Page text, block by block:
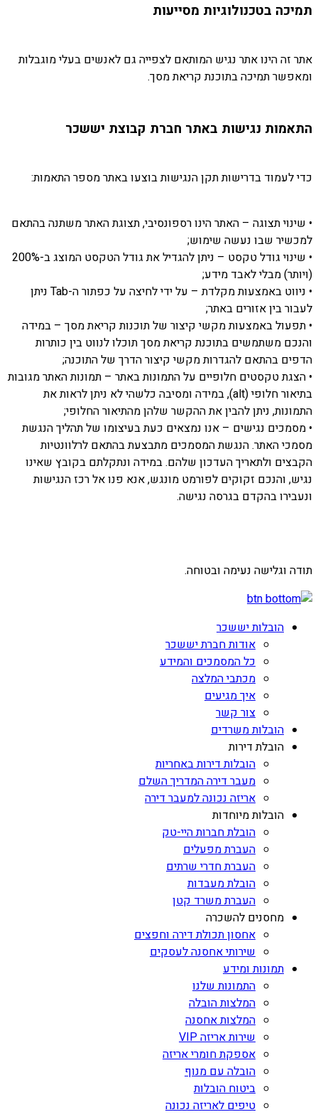
תמיכה בטכנולוגיות מסייעות
אתר זה הינו אתר נגיש המותאם לצפייה גם לאנשים בעלי מוגבלות
ומאפשר תמיכה בתוכנת קריאת מסך.
התאמות נגישות באתר חברת קבוצת יששכר
כדי לעמוד בדרישות תקן הנגישות בוצעו באתר מספר התאמות:
• שינוי תצוגה – האתר הינו רספונסיבי, תצוגת האתר משתנה בהתאם
למכשיר שבו נעשה שימוש;
• שינוי גודל טקסט – ניתן להגדיל את גודל הטקסט המוצג ב-200%
(ויותר) מבלי לאבד מידע;
• ניווט באמצעות מקלדת – על ידי לחיצה על כפתור ה-Tab ניתן
לעבור בין אזורים באתר;
• תפעול באמצעות מקשי קיצור של תוכנות קריאת מסך – במידה
והנכם משתמשים בתוכנת קריאת מסך תוכלו לנווט בין כותרות
הדפים בהתאם להגדרות מקשי קיצור הדרך של התוכנה;
• הצגת טקסטים חלופיים על התמונות באתר – תמונות האתר מגובות
בתיאור חלופי (alt), במידה ומסיבה כלשהי לא ניתן לראות את
התמונות, ניתן להבין את ההקשר שלהן מהתיאור החלופי;
• מסמכים נגישים – אנו נמצאים כעת בעיצומו של תהליך הנגשת
מסמכי האתר. הנגשת המסמכים מתבצעת בהתאם לרלוונטיות
הקבצים ולתאריך העדכון שלהם. במידה ונתקלתם בקובץ שאינו
נגיש, והנכם זקוקים לפורמט מונגש, אנא פנו אל רכז הנגישות
ונעבירו בהקדם בגרסה נגישה.
תודה וגלישה נעימה ובטוחה.
הובלות יששכר
אודות חברת יששכר
כל המסמכים והמידע
מכתבי המלצה
איך מגיעים
צור קשר
הובלות משרדים
הובלת דירות
הובלות דירות באחריות
מעבר דירה המדריך השלם
אריזה נכונה למעבר דירה
הובלות מיוחדות
הובלת חברות היי-טק
העברת מפעלים
העברת חדרי שרתים
הובלת מעבדות
העברת משרד קטן
מחסנים להשכרה
אחסון תכולת דירה וחפצים
שירותי אחסנה לעסקים
תמונות ומידע
התמונות שלנו
המלצות הובלה
המלצות אחסנה
שירות אריזה VIP
אספקת חומרי אריזה
הובלה עם מנוף
ביטוח הובלות
טיפים לאריזה נכונה